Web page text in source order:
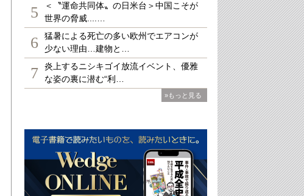
5
＜〝運命共同体〟の日米台＞中国こそが
世界の脅威....…
6
猛暑による死亡の多い欧州でエアコンが
少ない理由…建物と…
7
炎上するニシキゴイ放流イベント、優雅
な姿の裏に潜む“利…
»もっと見る